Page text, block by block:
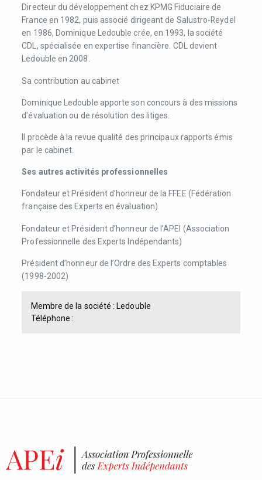
Directeur du développement chez KPMG Fiduciaire de
France en 1982, puis associé dirigeant de Salustro-Reydel
en 1986, Dominique Ledouble crée, en 1993, la société
CDL, spécialisée en expertise financière. CDL devient
Ledouble en 2008.
Sa contribution au cabinet
Dominique Ledouble apporte son concours à des missions
d’évaluation ou de résolution des litiges.
Il procède à la revue qualité des principaux rapports émis
par le cabinet.
Ses autres activités professionnelles
Fondateur et Président d’honneur de la FFEE (Fédération
française des Experts en évaluation)
Fondateur et Président d’honneur de l’APEI (Association
Professionnelle des Experts Indépendants)
Président d’honneur de l’Ordre des Experts comptables
(1998-2002)
Membre de la société : Ledouble
Téléphone :